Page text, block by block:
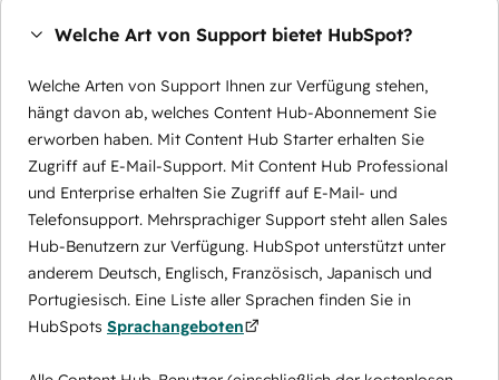
Welche Art von Support bietet HubSpot?
Welche Arten von Support Ihnen zur Verfügung stehen,
hängt davon ab, welches Content Hub-Abonnement Sie
erworben haben. Mit Content Hub Starter erhalten Sie
Zugriff auf E-Mail-Support. Mit Content Hub Professional
und Enterprise erhalten Sie Zugriff auf E-Mail- und
Telefonsupport. Mehrsprachiger Support steht allen Sales
Hub-Benutzern zur Verfügung. HubSpot unterstützt unter
anderem Deutsch, Englisch, Französisch, Japanisch und
Portugiesisch. Eine Liste aller Sprachen finden Sie in
HubSpots Sprachangeboten